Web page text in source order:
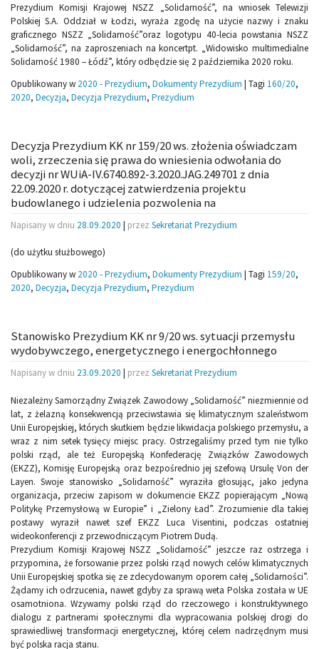
Prezydium Komisji Krajowej NSZZ „Solidarność”, na wniosek Telewizji
Polskiej S.A. Oddział w Łodzi, wyraża zgodę na użycie nazwy i znaku
graficznego NSZZ „Solidarność”oraz logotypu 40-lecia powstania NSZZ
„Solidarność”, na zaproszeniach na koncertpt. „Widowisko multimedialne
Solidarność 1980 – Łódź”, który odbędzie się 2 października 2020 roku.
Opublikowany w 2020 - Prezydium, Dokumenty Prezydium | Tagi 160/20,
2020, Decyzja, Decyzja Prezydium, Prezydium
Decyzja Prezydium KK nr 159/20 ws. złożenia oświadczam
woli, zrzeczenia się prawa do wniesienia odwołania do
decyzji nr WUiA-IV.6740.892-3.2020.JAG.249701 z dnia
22.09.2020 r. dotyczącej zatwierdzenia projektu
budowlanego i udzielenia pozwolenia na
Napisany w dniu 28.09.2020 | przez Sekretariat Prezydium
(do użytku służbowego)
Opublikowany w 2020 - Prezydium, Dokumenty Prezydium Tagi 159/20,
2020, Decyzja, Decyzja Prezydium, Prezydium
Stanowisko Prezydium KK nr 9/20 ws. sytuacji przemysłu
wydobywczego, energetycznego i energochłonnego
Napisany w dniu 23.09.2020 przez Sekretariat Prezydium
Niezależny Samorządny Związek Zawodowy „Solidarność” niezmiennie od
lat, z żelazną konsekwencją przeciwstawia się klimatycznym szaleństwom
Unii Europejskiej, których skutkiem będzie likwidacja polskiego przemysłu, a
wraz z nim setek tysięcy miejsc pracy. Ostrzegaliśmy przed tym nie tylko
polski rząd, ale też Europejską Konfederację Związków Zawodowych
(EKZZ), Komisję Europejską oraz bezpośrednio jej szefową Ursulę Von der
Layen. Swoje stanowisko „Solidarność” wyraziła głosując, jako jedyna
organizacja, przeciw zapisom w dokumencie EKZZ popierającym „Nową
Politykę Przemysłową w Europie” i „Zielony Ład”. Zrozumienie dla takiej
postawy wyraził nawet szef EKZZ Luca Visentini, podczas ostatniej
wideokonferencji z przewodniczącym Piotrem Dudą.
Prezydium Komisji Krajowej NSZZ „Solidarność” jeszcze raz ostrzega i
przypomina, że forsowanie przez polski rząd nowych celów klimatycznych
Unii Europejskiej spotka się ze zdecydowanym oporem całej „Solidarności”.
Żądamy ich odrzucenia, nawet gdyby za sprawą weta Polska została w UE
osamotniona. Wzywamy polski rząd do rzeczowego i konstruktywnego
dialogu z partnerami społecznymi dla wypracowania polskiej drogi do
sprawiedliwej transformacji energetycznej, której celem nadrzędnym musi
być polska racja stanu.